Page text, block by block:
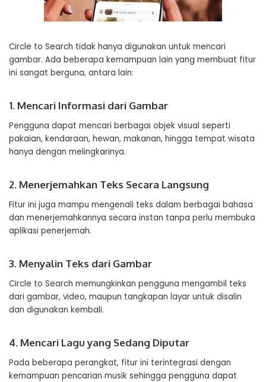
Circle to Search tidak hanya digunakan untuk mencari
gambar. Ada beberapa kemampuan lain yang membuat fitur
ini sangat berguna, antara lain:
1. Mencari Informasi dari Gambar
Pengguna dapat mencari berbagai objek visual seperti
pakaian, kendaraan, hewan, makanan, hingga tempat wisata
hanya dengan melingkarinya.
2. Menerjemahkan Teks Secara Langsung
Fitur ini juga mampu mengenali teks dalam berbagai bahasa
dan menerjemahkannya secara instan tanpa perlu membuka
aplikasi penerjemah.
3. Menyalin Teks dari Gambar
Circle to Search memungkinkan pengguna mengambil teks
dari gambar, video, maupun tangkapan layar untuk disalin
dan digunakan kembali.
4. Mencari Lagu yang Sedang Diputar
Pada beberapa perangkat, fitur ini terintegrasi dengan
kemampuan pencarian musik sehingga pengguna dapat